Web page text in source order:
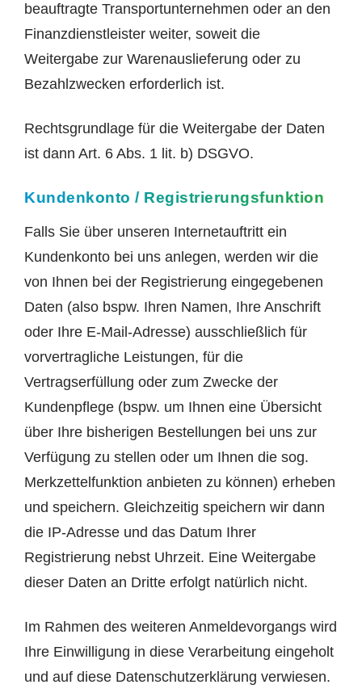
beauftragte Transportunternehmen oder an den
Finanzdienstleister weiter, soweit die
Weitergabe zur Warenauslieferung oder zu
Bezahlzwecken erforderlich ist.
Rechtsgrundlage für die Weitergabe der Daten
ist dann Art. 6 Abs. 1 lit. b) DSGVO.
Kundenkonto / Registrierungsfunktion
Falls Sie über unseren Internetauftritt ein
Kundenkonto bei uns anlegen, werden wir die
von Ihnen bei der Registrierung eingegebenen
Daten (also bspw. Ihren Namen, Ihre Anschrift
oder Ihre E-Mail-Adresse) ausschließlich für
vorvertragliche Leistungen, für die
Vertragserfüllung oder zum Zwecke der
Kundenpflege (bspw. um Ihnen eine Übersicht
über Ihre bisherigen Bestellungen bei uns zur
Verfügung zu stellen oder um Ihnen die sog.
Merkzettelfunktion anbieten zu können) erheben
und speichern. Gleichzeitig speichern wir dann
die IP-Adresse und das Datum Ihrer
Registrierung nebst Uhrzeit. Eine Weitergabe
dieser Daten an Dritte erfolgt natürlich nicht.
Im Rahmen des weiteren Anmeldevorgangs wird
Ihre Einwilligung in diese Verarbeitung eingeholt
und auf diese Datenschutzerklärung verwiesen.